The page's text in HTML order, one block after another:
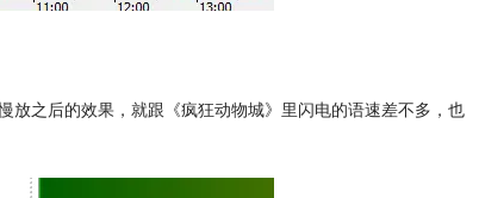
放之后的效果，就跟《疯狂动物城》里闪电的语速差不多，也